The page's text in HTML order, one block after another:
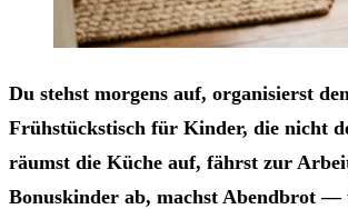
Du stehst morgens auf, organisierst den
Frühstückstisch für Kinder, die nicht
räumst die Küche auf, fährst zur
Bonuskinder ab, machst Abendbrot —